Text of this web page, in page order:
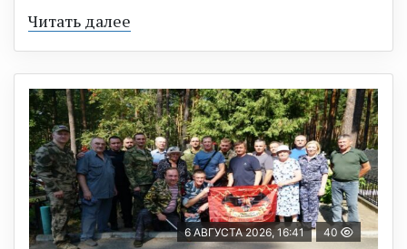
Читать далее
6 АВГУСТА 2026, 16:41 40